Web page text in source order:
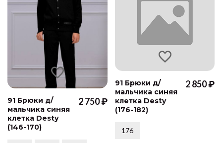
91 Брюки д/
мальчика синяя
клетка Desty
(146-170)
2 750 ₽
91 Брюки д/
мальчика синяя
клетка Desty
(176-182)
2 850 ₽
176